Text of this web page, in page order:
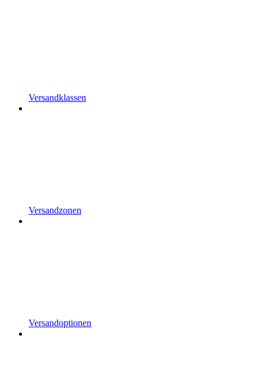
Versandklassen
Versandzonen
Versandoptionen